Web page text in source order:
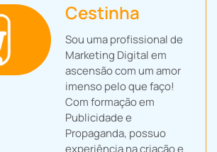
Cestinha
Sou uma profissional de
Marketing Digital em
ascensão com um amor
imenso pelo que faço!
Com formação em
Publicidade e
Propaganda, possuo
experiência na criação e